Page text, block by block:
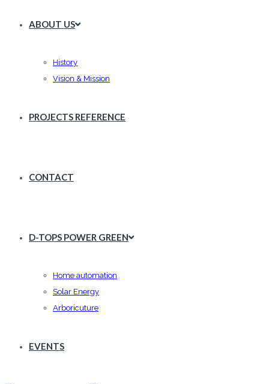
ABOUT US
History
Vision & Mission
PROJECTS REFERENCE
CONTACT
D-TOPS POWER GREEN
Home automation
Solar Energy
Arboricuture
EVENTS